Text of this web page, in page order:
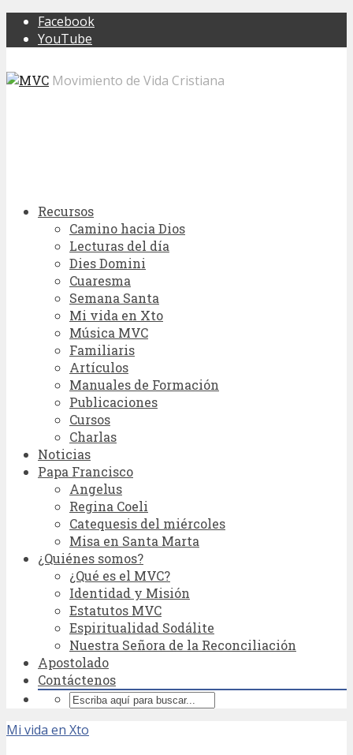
Facebook
YouTube
Movimiento de Vida Cristiana
Recursos
Camino hacia Dios
Lecturas del día
Dies Domini
Cuaresma
Semana Santa
Mi vida en Xto
Música MVC
Familiaris
Artículos
Manuales de Formación
Publicaciones
Cursos
Charlas
Noticias
Papa Francisco
Angelus
Regina Coeli
Catequesis del miércoles
Misa en Santa Marta
¿Quiénes somos?
¿Qué es el MVC?
Identidad y Misión
Estatutos MVC
Espiritualidad Sodálite
Nuestra Señora de la Reconciliación
Apostolado
Contáctenos
Mi vida en Xto